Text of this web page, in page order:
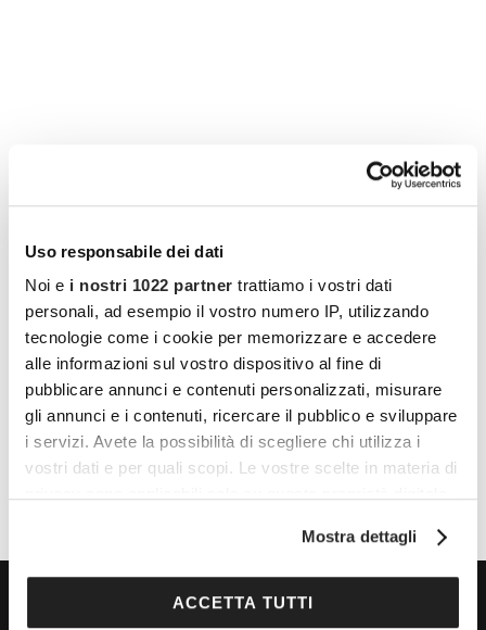
Uso responsabile dei dati
Noi e i nostri 1022 partner trattiamo i vostri dati
personali, ad esempio il vostro numero IP, utilizzando
tecnologie come i cookie per memorizzare e accedere
alle informazioni sul vostro dispositivo al fine di
pubblicare annunci e contenuti personalizzati, misurare
gli annunci e i contenuti, ricercare il pubblico e sviluppare
i servizi. Avete la possibilità di scegliere chi utilizza i
vostri dati e per quali scopi. Le vostre scelte in materia di
modificare o revocare il proprio consenso in qualsiasi
sull'icona di attivazione della privacy.
Mostra dettagli
ACCETTA TUTTI
LUOGO
Largo Bellini, Novara
Largo Bellini
Novara
+ Google Maps